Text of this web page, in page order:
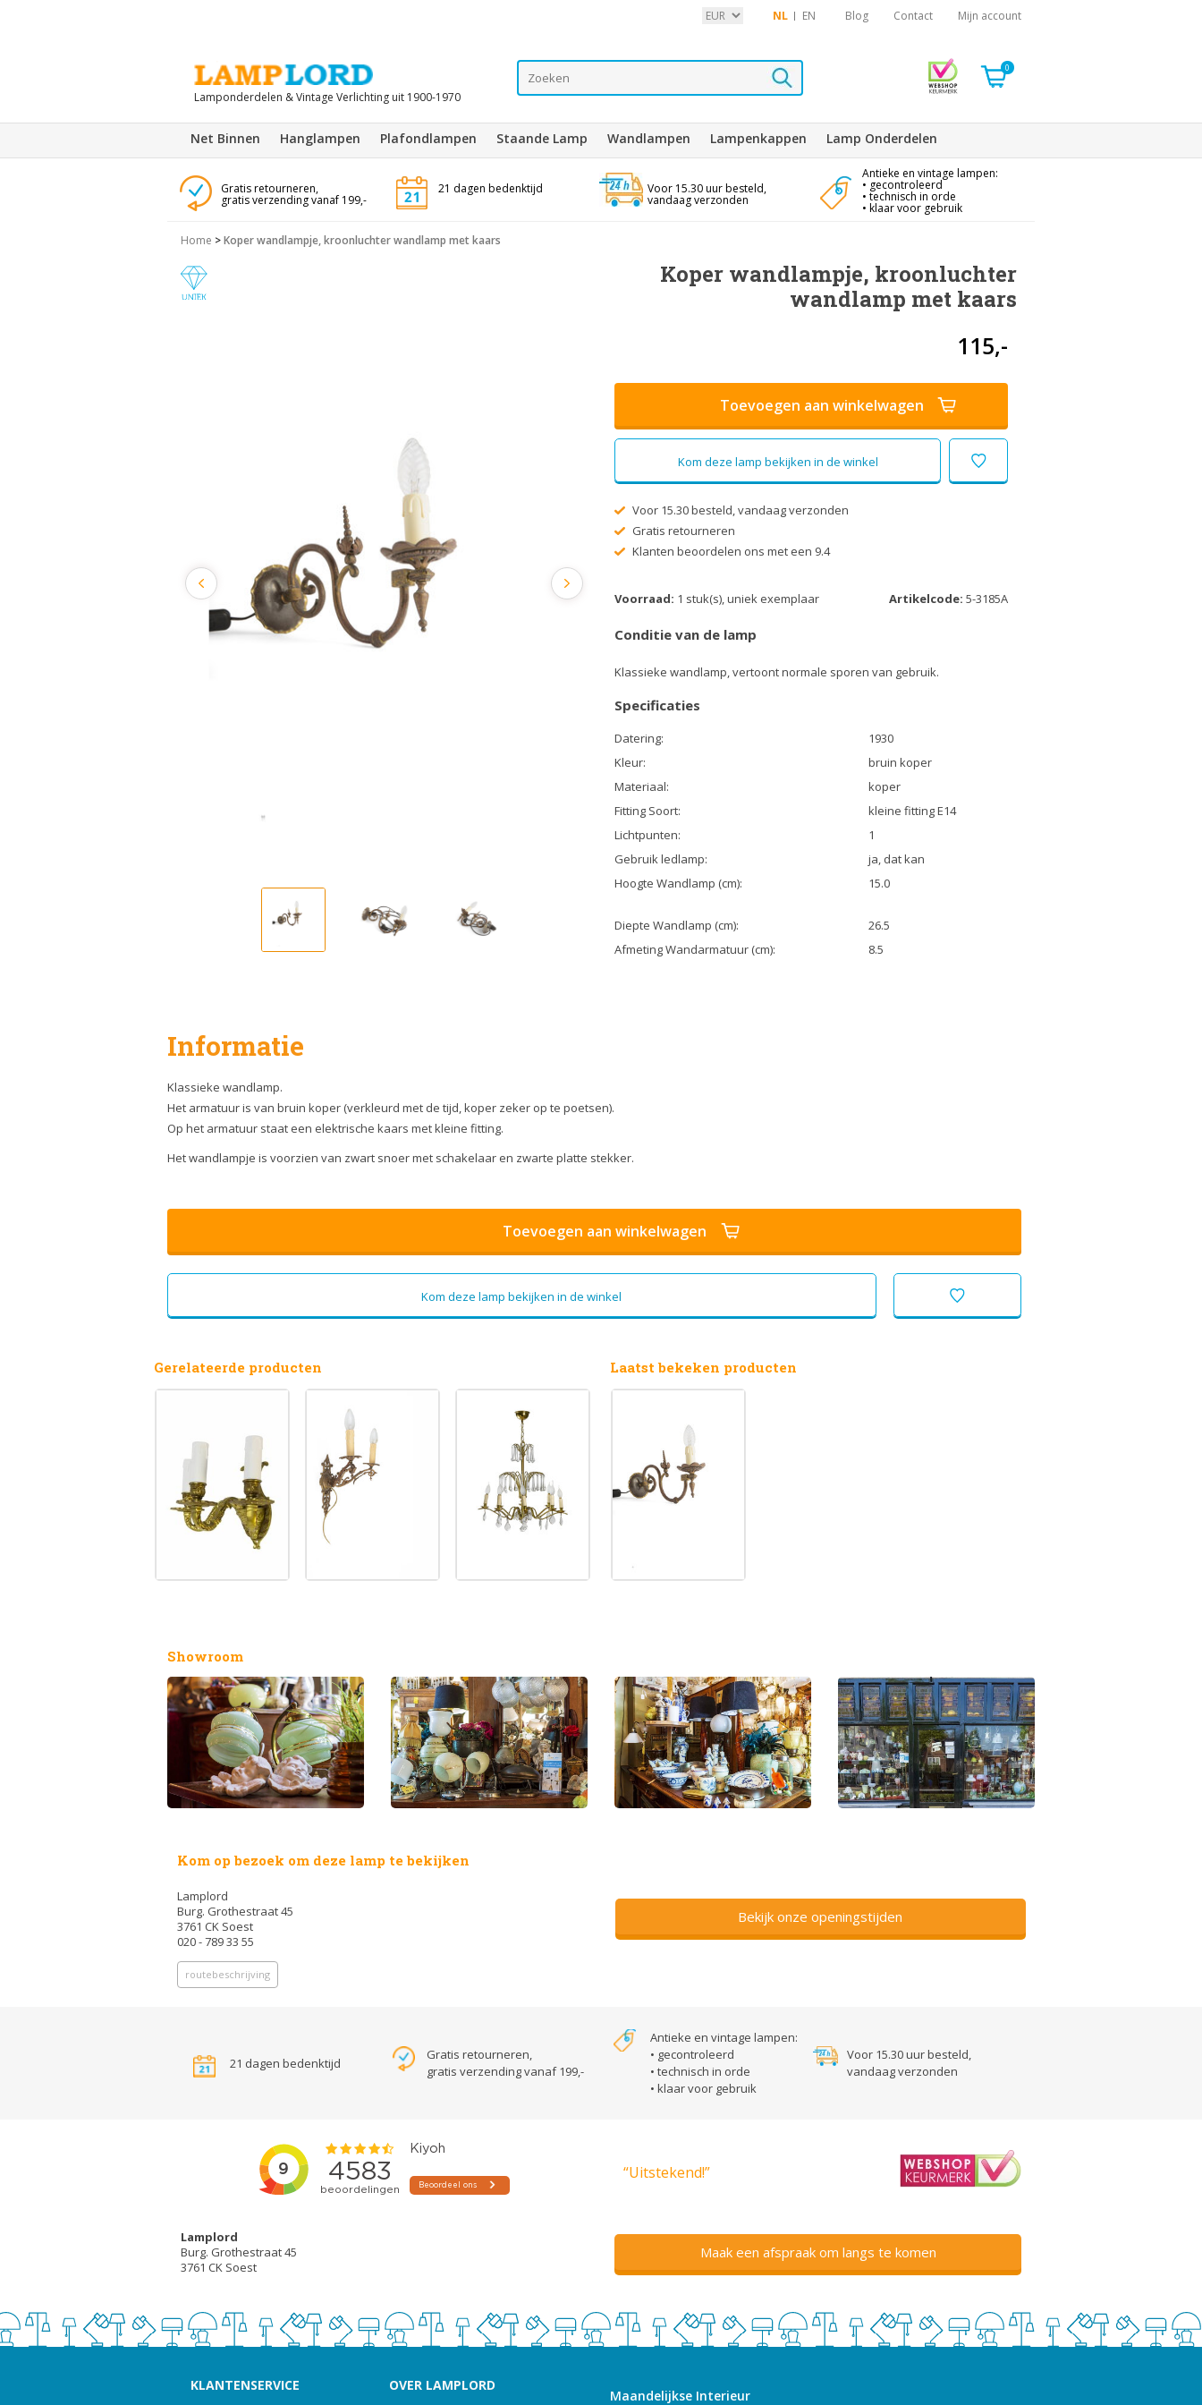
NL EN Blog Contact Mijn account
Lamponderdelen & Vintage Verlichting uit 1900-1970
0
Net Binnen Hanglampen Plafondlampen Staande Lamp Wandlampen Lampenkappen Lamp Onderdelen
Gratis retourneren,
gratis verzending vanaf 199,-
21 dagen bedenktijd Voor 15.30 uur besteld,
vandaag verzonden
Antieke en vintage lampen:
• gecontroleerd
• technisch in orde
• klaar voor gebruik
Home >Koper wandlampje, kroonluchter wandlamp met kaars
Koper wandlampje, kroonluchter
wandlamp met kaars
115,-
Toevoegen aan winkelwagen
Kom deze lamp bekijken in de winkel
Voor 15.30 besteld, vandaag verzonden
Gratis retourneren
Klanten beoordelen ons met een 9.4
Voorraad: 1 stuk(s), uniek exemplaar Artikelcode: 5-3185A
Conditie van de lamp
Klassieke wandlamp, vertoont normale sporen van gebruik.
Specificaties
Datering:
1930
Kleur:
bruin koper
Materiaal:
koper
Fitting Soort:
kleine fitting E14
Lichtpunten:
1
Gebruik ledlamp:
ja, dat kan
Hoogte Wandlamp (cm):
15.0
Diepte Wandlamp (cm):
26.5
Afmeting Wandarmatuur (cm):
8.5
Informatie
Klassieke wandlamp.
Het armatuur is van bruin koper (verkleurd met de tijd, koper zeker op te poetsen).
Op het armatuur staat een elektrische kaars met kleine fitting.
Het wandlampje is voorzien van zwart snoer met schakelaar en zwarte platte stekker.
Toevoegen aan winkelwagen
Kom deze lamp bekijken in de winkel
Gerelateerde producten Laatst bekeken producten
Showroom
Kom op bezoek om deze lamp te bekijken
Lamplord
Burg. Grothestraat 45
3761 CK Soest
020 - 789 33 55
routebeschrijving
Bekijk onze openingstijden
21 dagen bedenktijd
Gratis retourneren,
gratis verzending vanaf 199,-
Antieke en vintage lampen:
• gecontroleerd
• technisch in orde
• klaar voor gebruik
Voor 15.30 uur besteld,
vandaag verzonden
“Uitstekend!”
Lamplord
Burg. Grothestraat 45
3761 CK Soest
Maak een afspraak om langs te komen
KLANTENSERVICE OVER LAMPLORD
Maandelijkse Interieur